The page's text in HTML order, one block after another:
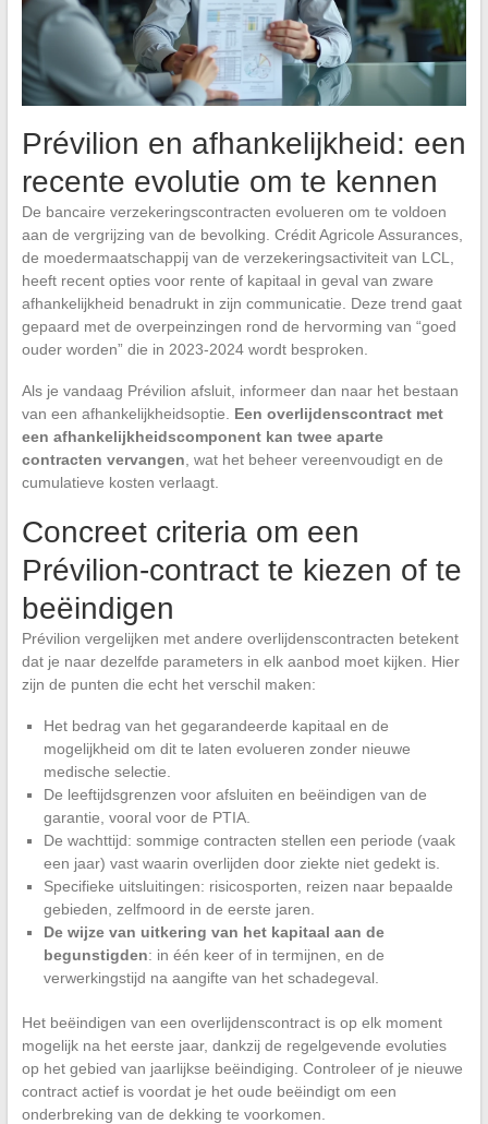
Prévilion en afhankelijkheid: een
recente evolutie om te kennen
De bancaire verzekeringscontracten evolueren om te voldoen
aan de vergrijzing van de bevolking. Crédit Agricole Assurances,
de moedermaatschappij van de verzekeringsactiviteit van LCL,
heeft recent opties voor rente of kapitaal in geval van zware
afhankelijkheid benadrukt in zijn communicatie. Deze trend gaat
gepaard met de overpeinzingen rond de hervorming van “goed
ouder worden” die in 2023-2024 wordt besproken.
Als je vandaag Prévilion afsluit, informeer dan naar het bestaan
van een afhankelijkheidsoptie. Een overlijdenscontract met
een afhankelijkheidscomponent kan twee aparte
contracten vervangen, wat het beheer vereenvoudigt en de
cumulatieve kosten verlaagt.
Concreet criteria om een
Prévilion-contract te kiezen of te
beëindigen
Prévilion vergelijken met andere overlijdenscontracten betekent
dat je naar dezelfde parameters in elk aanbod moet kijken. Hier
zijn de punten die echt het verschil maken:
Het bedrag van het gegarandeerde kapitaal en de
mogelijkheid om dit te laten evolueren zonder nieuwe
medische selectie.
De leeftijdsgrenzen voor afsluiten en beëindigen van de
garantie, vooral voor de PTIA.
De wachttijd: sommige contracten stellen een periode (vaak
een jaar) vast waarin overlijden door ziekte niet gedekt is.
Specifieke uitsluitingen: risicosporten, reizen naar bepaalde
gebieden, zelfmoord in de eerste jaren.
De wijze van uitkering van het kapitaal aan de
begunstigden: in één keer of in termijnen, en de
verwerkingstijd na aangifte van het schadegeval.
Het beëindigen van een overlijdenscontract is op elk moment
mogelijk na het eerste jaar, dankzij de regelgevende evoluties
op het gebied van jaarlijkse beëindiging. Controleer of je nieuwe
contract actief is voordat je het oude beëindigt om een
onderbreking van de dekking te voorkomen.